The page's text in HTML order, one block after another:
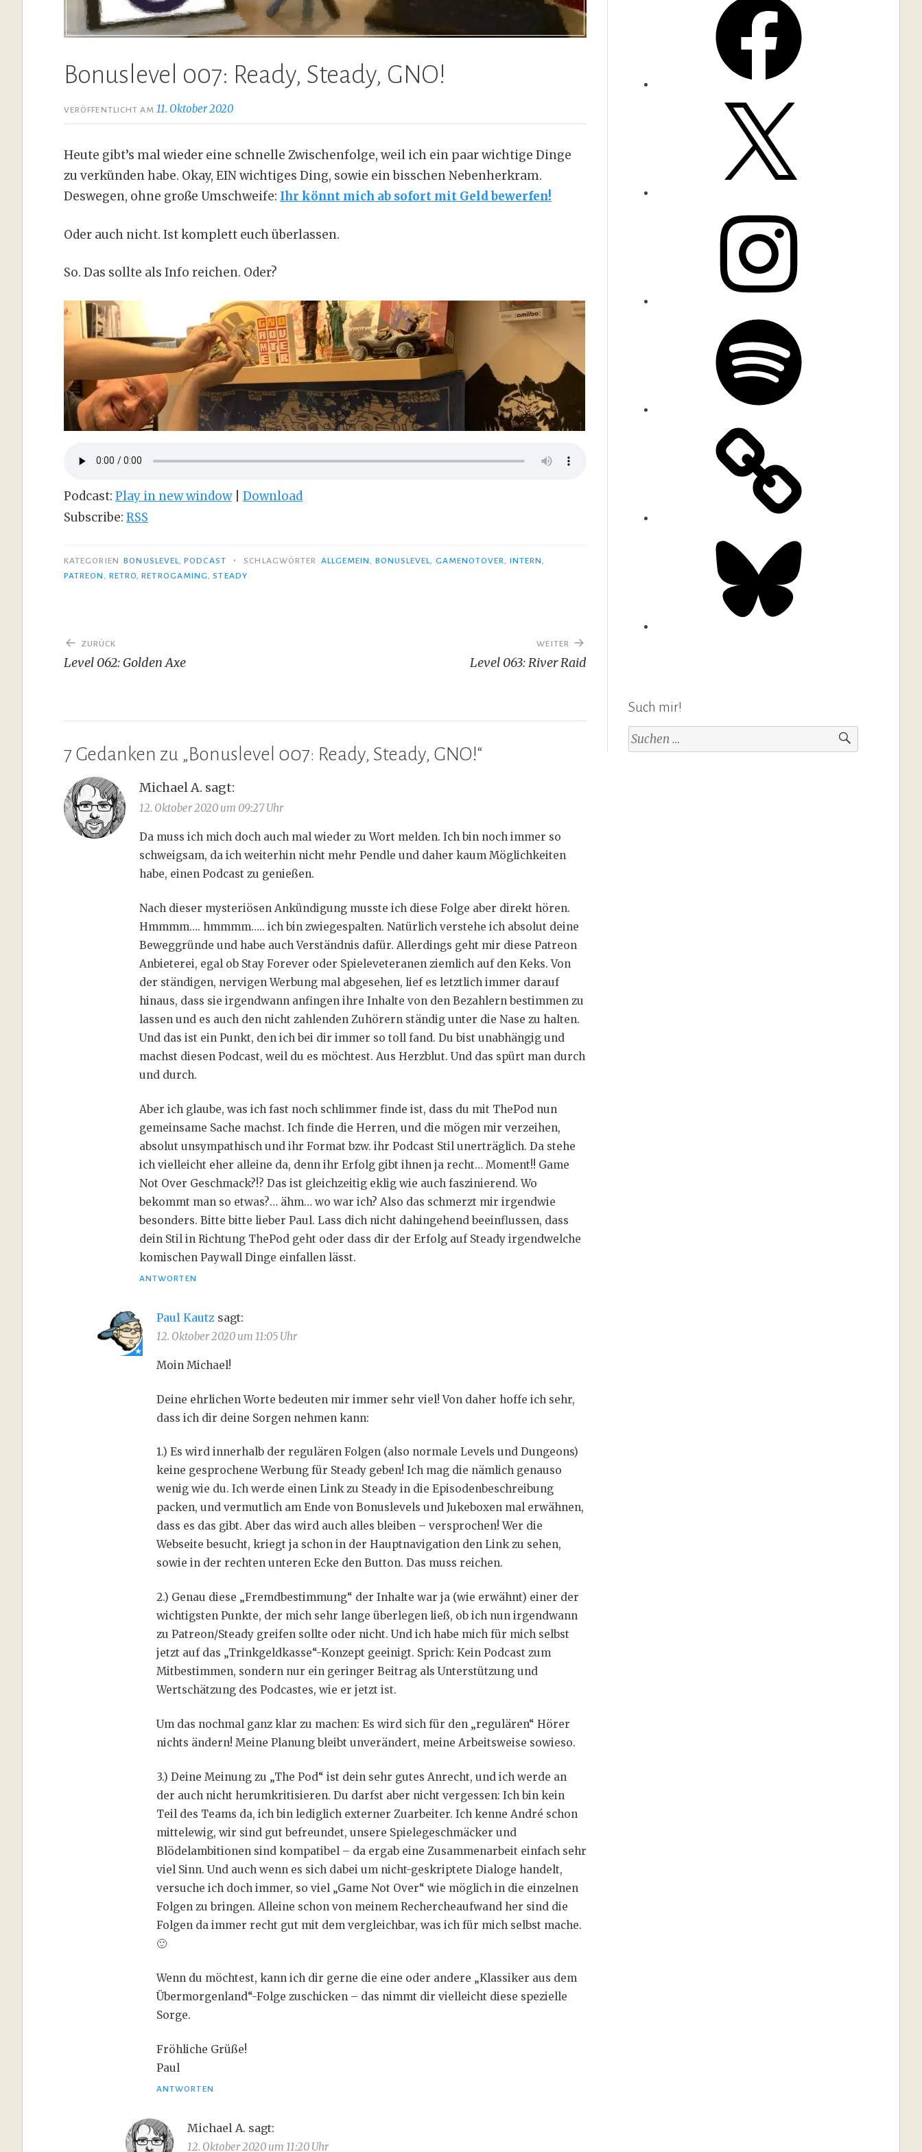
Bonuslevel 007: Ready, Steady, GNO!
VERÖFFENTLICHT AM11. Oktober 2020
Heute gibt’s mal wieder eine schnelle Zwischenfolge, weil ich ein paar wichtige Dinge
zu verkünden habe. Okay, EIN wichtiges Ding, sowie ein bisschen Nebenherkram.
Deswegen, ohne große Umschweife: Ihr könnt mich ab sofort mit Geld bewerfen!
Oder auch nicht. Ist komplett euch überlassen.
So. Das sollte als Info reichen. Oder?
Podcast: Play in new window| Download
Subscribe: RSS
KATEGORIEN BONUSLEVEL,PODCAST • SCHLAGWÖRTER ALLGEMEIN, BONUSLEVEL, GAMENOTOVER, INTERN,
PATREON , RETRO,RETROGAMING,STEADY
Beitragsnavigation
ZURÜCK
Level 062: Golden Axe
WEITER
Level 063: River Raid
7 Gedanken zu „Bonuslevel 007: Ready, Steady, GNO!“
Michael A. sagt:
12. Oktober 2020 um 09:27 Uhr
Da muss ich mich doch auch mal wieder zu Wort melden. Ich bin noch immer so
schweigsam, da ich weiterhin nicht mehr Pendle und daher kaum Möglichkeiten
habe, einen Podcast zu genießen.
Nach dieser mysteriösen Ankündigung musste ich diese Folge aber direkt hören.
Hmmmm…. hmmmm….. ich bin zwiegespalten. Natürlich verstehe ich absolut deine
Beweggründe und habe auch Verständnis dafür. Allerdings geht mir diese Patreon
Anbieterei, egal ob Stay Forever oder Spieleveteranen ziemlich auf den Keks. Von
der ständigen, nervigen Werbung mal abgesehen, lief es letztlich immer darauf
hinaus, dass sie irgendwann anfingen ihre Inhalte von den Bezahlern bestimmen zu
lassen und es auch den nicht zahlenden Zuhörern ständig unter die Nase zu halten.
Und das ist ein Punkt, den ich bei dir immer so toll fand. Du bist unabhängig und
machst diesen Podcast, weil du es möchtest. Aus Herzblut. Und das spürt man durch
und durch.
Aber ich glaube, was ich fast noch schlimmer finde ist, dass du mit ThePod nun
gemeinsame Sache machst. Ich finde die Herren, und die mögen mir verzeihen,
absolut unsympathisch und ihr Format bzw. ihr Podcast Stil unerträglich. Da stehe
ich vielleicht eher alleine da, denn ihr Erfolg gibt ihnen ja recht… Moment!! Game
Not Over Geschmack?!? Das ist gleichzeitig eklig wie auch faszinierend. Wo
bekommt man so etwas?… ähm… wo war ich? Also das schmerzt mir irgendwie
besonders. Bitte bitte lieber Paul. Lass dich nicht dahingehend beeinflussen, dass
dein Stil in Richtung ThePod geht oder dass dir der Erfolg auf Steady irgendwelche
komischen Paywall Dinge einfallen lässt.
ANTWORTEN
Paul Kautz sagt:
12. Oktober 2020 um 11:05 Uhr
Moin Michael!
Deine ehrlichen Worte bedeuten mir immer sehr viel! Von daher hoffe ich sehr,
dass ich dir deine Sorgen nehmen kann:
1.) Es wird innerhalb der regulären Folgen (also normale Levels und Dungeons)
keine gesprochene Werbung für Steady geben! Ich mag die nämlich genauso
wenig wie du. Ich werde einen Link zu Steady in die Episodenbeschreibung
packen, und vermutlich am Ende von Bonuslevels und Jukeboxen mal erwähnen,
dass es das gibt. Aber das wird auch alles bleiben – versprochen! Wer die
Webseite besucht, kriegt ja schon in der Hauptnavigation den Link zu sehen,
sowie in der rechten unteren Ecke den Button. Das muss reichen.
2.) Genau diese „Fremdbestimmung“ der Inhalte war ja (wie erwähnt) einer der
wichtigsten Punkte, der mich sehr lange überlegen ließ, ob ich nun irgendwann
zu Patreon/Steady greifen sollte oder nicht. Und ich habe mich für mich selbst
jetzt auf das „Trinkgeldkasse“-Konzept geeinigt. Sprich: Kein Podcast zum
Mitbestimmen, sondern nur ein geringer Beitrag als Unterstützung und
Wertschätzung des Podcastes, wie er jetzt ist.
Um das nochmal ganz klar zu machen: Es wird sich für den „regulären“ Hörer
nichts ändern! Meine Planung bleibt unverändert, meine Arbeitsweise sowieso.
3.) Deine Meinung zu „The Pod“ ist dein sehr gutes Anrecht, und ich werde an
der auch nicht herumkritisieren. Du darfst aber nicht vergessen: Ich bin kein
Teil des Teams da, ich bin lediglich externer Zuarbeiter. Ich kenne André schon
mittelewig, wir sind gut befreundet, unsere Spielegeschmäcker und
Blödelambitionen sind kompatibel – da ergab eine Zusammenarbeit einfach sehr
viel Sinn. Und auch wenn es sich dabei um nicht-geskriptete Dialoge handelt,
versuche ich doch immer, so viel „Game Not Over“ wie möglich in die einzelnen
Folgen zu bringen. Alleine schon von meinem Rechercheaufwand her sind die
Folgen da immer recht gut mit dem vergleichbar, was ich für mich selbst mache.
🙂
Wenn du möchtest, kann ich dir gerne die eine oder andere „Klassiker aus dem
Übermorgenland“-Folge zuschicken – das nimmt dir vielleicht diese spezielle
Sorge.
Fröhliche Grüße!
Paul
ANTWORTEN
Michael A. sagt:
12. Oktober 2020 um 11:20 Uhr
Such mir!
Suchen
nach: